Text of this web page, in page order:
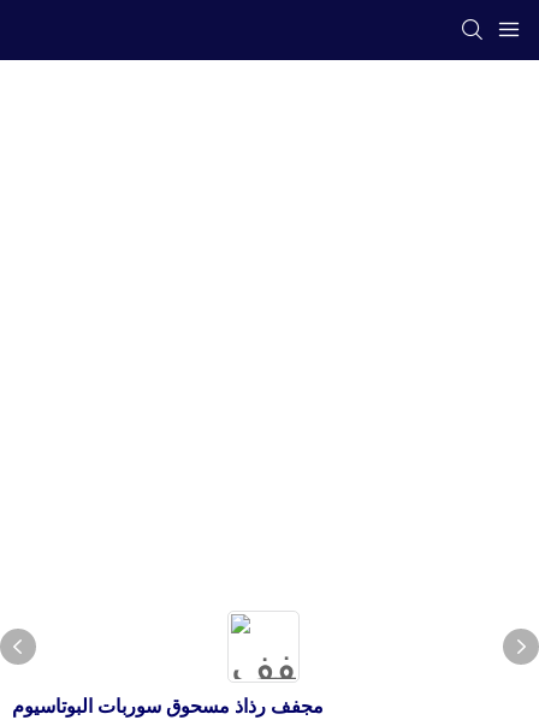
مجفف رذاذ مسحوق سوربات البوتاسيوم